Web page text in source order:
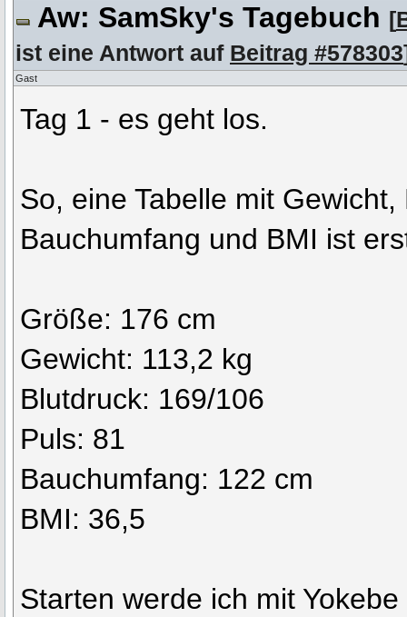
Aw: SamSky's Tagebuch [
ist eine Antwort auf Beitrag #578303
Gast
Tag 1 - es geht los.
So, eine Tabelle mit
Bauchumfang und BMI ist
Größe: 176 cm
Gewicht: 113,2 kg
Blutdruck: 169/106
Puls: 81
Bauchumfang: 122 cm
BMI: 36,5
Starten werde ich mit